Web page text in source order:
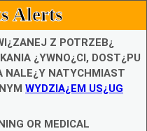
Alerts
Z POTRZEB¿
¿YWNO¿CI, DOST¿PU
NALE¿Y NATYCHMIAST
WYDZIA¿EM US¿UG
OR MEDICAL